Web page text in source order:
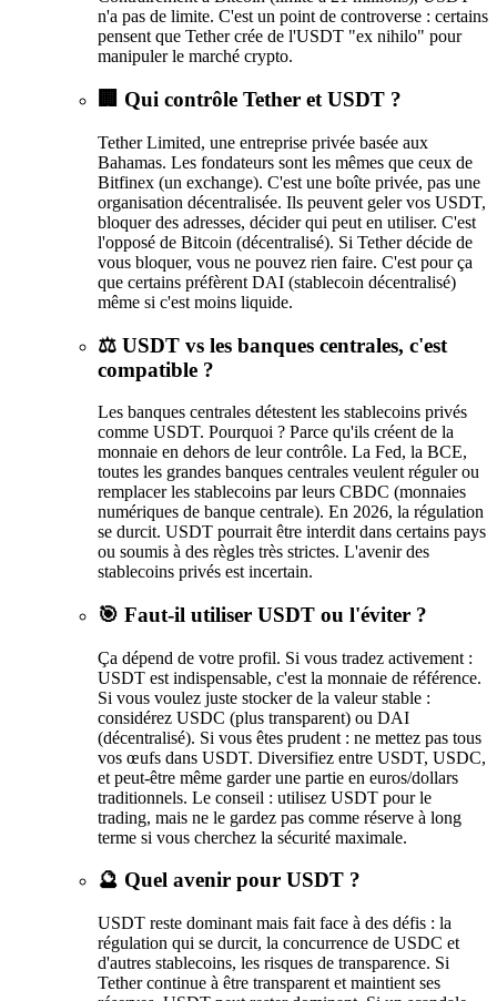
n'a pas de limite. C'est un point de controverse : certains
pensent que Tether crée de l'USDT "ex nihilo" pour
manipuler le marché crypto.
🏢 Qui contrôle Tether et USDT ?
Tether Limited, une entreprise privée basée aux
Bahamas. Les fondateurs sont les mêmes que ceux de
Bitfinex (un exchange). C'est une boîte privée, pas une
organisation décentralisée. Ils peuvent geler vos USDT,
bloquer des adresses, décider qui peut en utiliser. C'est
l'opposé de Bitcoin (décentralisé). Si Tether décide de
vous bloquer, vous ne pouvez rien faire. C'est pour ça
que certains préfèrent DAI (stablecoin décentralisé)
même si c'est moins liquide.
⚖️ USDT vs les banques centrales, c'est
compatible ?
Les banques centrales détestent les stablecoins privés
comme USDT. Pourquoi ? Parce qu'ils créent de la
monnaie en dehors de leur contrôle. La Fed, la BCE,
toutes les grandes banques centrales veulent réguler ou
remplacer les stablecoins par leurs CBDC (monnaies
numériques de banque centrale). En 2026, la régulation
se durcit. USDT pourrait être interdit dans certains pays
ou soumis à des règles très strictes. L'avenir des
stablecoins privés est incertain.
🎯 Faut-il utiliser USDT ou l'éviter ?
Ça dépend de votre profil. Si vous tradez activement :
USDT est indispensable, c'est la monnaie de référence.
Si vous voulez juste stocker de la valeur stable :
considérez USDC (plus transparent) ou DAI
(décentralisé). Si vous êtes prudent : ne mettez pas tous
vos œufs dans USDT. Diversifiez entre USDT, USDC,
et peut-être même garder une partie en euros/dollars
traditionnels. Le conseil : utilisez USDT pour le
trading, mais ne le gardez pas comme réserve à long
terme si vous cherchez la sécurité maximale.
🔮 Quel avenir pour USDT ?
USDT reste dominant mais fait face à des défis : la
régulation qui se durcit, la concurrence de USDC et
d'autres stablecoins, les risques de transparence. Si
Tether continue à être transparent et maintient ses